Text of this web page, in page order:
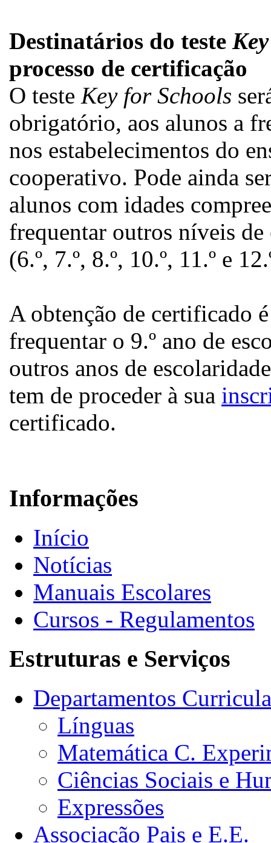
Destinatários do teste
processo de certificação
O teste Key for Schools
obrigatório, aos alunos a
nos estabelecimentos do
cooperativo. Pode ainda
alunos com idades
frequentar outros níveis
(6.º, 7.º, 8.º, 10.º, 11.º e
A obtenção de certificado
frequentar o 9.º ano de
outros anos de
tem de proceder à sua
certificado.
Informações
Início
Notícias
Manuais Escolares
Cursos - Regulamentos
Estruturas e Serviços
Departamentos
Línguas
Matemática C.
Ciências Sociais e
Expressões
Associação Pais e E.E.